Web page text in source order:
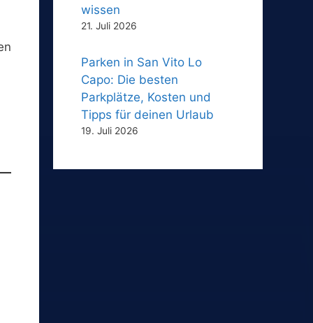
wissen
21. Juli 2026
Parken in San Vito Lo
Capo: Die besten
Parkplätze, Kosten und
Tipps für deinen Urlaub
19. Juli 2026